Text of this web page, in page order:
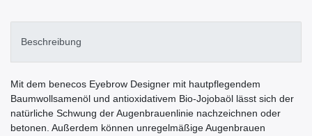
Beschreibung
Mit dem benecos Eyebrow Designer mit hautpflegendem
Baumwollsamenöl und antioxidativem Bio-Jojobaöl lässt sich der
natürliche Schwung der Augenbrauenlinie nachzeichnen oder
betonen. Außerdem können unregelmäßige Augenbrauen